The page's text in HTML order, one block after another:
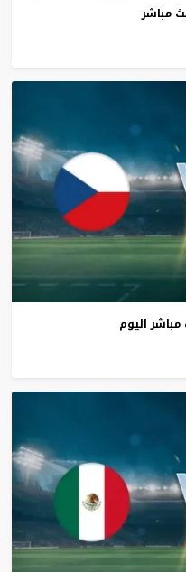
مباشر
مباشر اليوم